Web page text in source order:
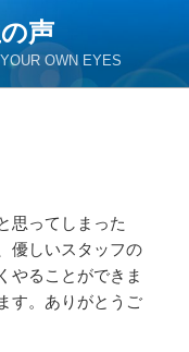
声
OWN EYES
思ってしまった
優しいスタッフの
やることができま
す。ありがとうご